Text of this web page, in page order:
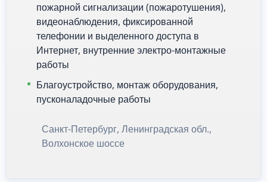
пожарной сигнализации (пожаротушения),
видеонаблюдения, фиксированной
телефонии и выделенного доступа в
Интернет, внутренние электро-монтажные
работы
Благоустройство, монтаж оборудования,
пусконаладочные работы
Санкт-Петербург, Ленинградская обл.,
Волхонское шоссе